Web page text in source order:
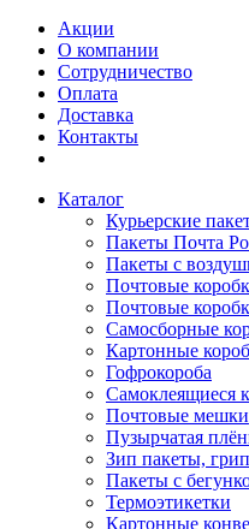
Акции
О компании
Сотрудничество
Оплата
Доставка
Контакты
Каталог
Курьерские
Пакеты Почта
Пакеты с
Почтовые
Почтовые
Самосборные
Картонные
Гофрокороба
Самоклеящиеся
Почтовые мешки
Пузырчатая
Зип пакеты,
Пакеты с
Термоэтикетки
Картонные